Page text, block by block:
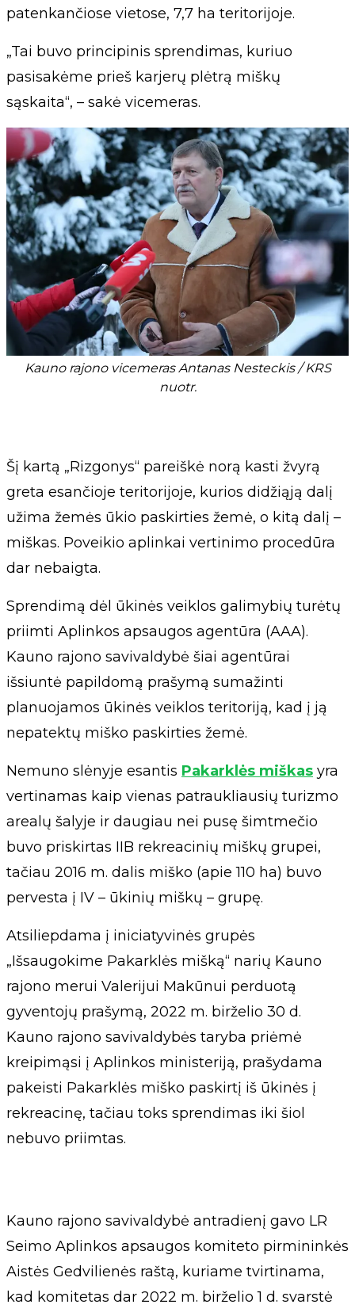
patenkančiose vietose, 7,7 ha teritorijoje.
„Tai buvo principinis sprendimas, kuriuo
pasisakėme prieš karjerų plėtrą miškų
sąskaita“, – sakė vicemeras.
Kauno rajono vicemeras Antanas Nesteckis / KRS
nuotr.
Šį kartą „Rizgonys“ pareiškė norą kasti žvyrą
greta esančioje teritorijoje, kurios didžiąją dalį
užima žemės ūkio paskirties žemė, o kitą dalį –
miškas. Poveikio aplinkai vertinimo procedūra
dar nebaigta.
Sprendimą dėl ūkinės veiklos galimybių turėtų
priimti Aplinkos apsaugos agentūra (AAA).
Kauno rajono savivaldybė šiai agentūrai
išsiuntė papildomą prašymą sumažinti
planuojamos ūkinės veiklos teritoriją, kad į ją
nepatektų miško paskirties žemė.
Nemuno slėnyje esantis Pakarklės miškas yra
vertinamas kaip vienas patraukliausių turizmo
arealų šalyje ir daugiau nei pusę šimtmečio
buvo priskirtas IIB rekreacinių miškų grupei,
tačiau 2016 m. dalis miško (apie 110 ha) buvo
pervesta į IV – ūkinių miškų – grupę.
Atsiliepdama į iniciatyvinės grupės
„Išsaugokime Pakarklės mišką“ narių Kauno
rajono merui Valerijui Makūnui perduotą
gyventojų prašymą, 2022 m. birželio 30 d.
Kauno rajono savivaldybės taryba priėmė
kreipimąsi į Aplinkos ministeriją, prašydama
pakeisti Pakarklės miško paskirtį iš ūkinės į
rekreacinę, tačiau toks sprendimas iki šiol
nebuvo priimtas.
Kauno rajono savivaldybė antradienį gavo LR
Seimo Aplinkos apsaugos komiteto pirmininkės
Aistės Gedvilienės raštą, kuriame tvirtinama,
kad komitetas dar 2022 m. birželio 1 d. svarstė